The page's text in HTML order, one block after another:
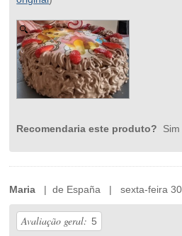
Recomendaria este produto? Sim
Maria | de España | sexta-feira 30
Avaliação geral: 5